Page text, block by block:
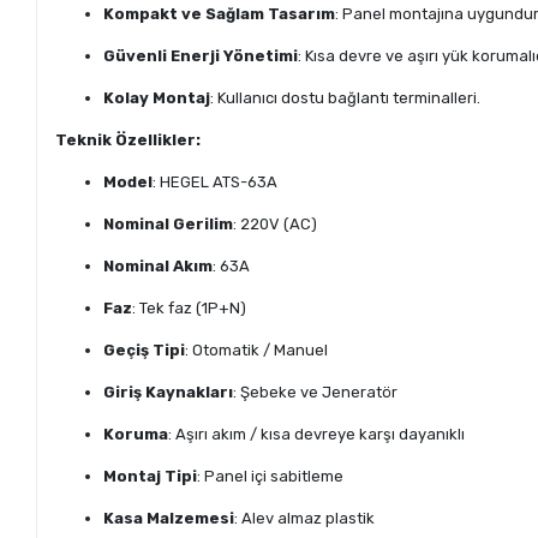
Kompakt ve Sağlam Tasarım: Panel montajına
Güvenli Enerji Yönetimi: Kısa devre ve aşırı yük
Kolay Montaj: Kullanıcı dostu bağlantı terminalleri.
Teknik Özellikler:
Model: HEGEL ATS-63A
Nominal Gerilim: 220V (AC)
Nominal Akım: 63A
Faz: Tek faz (1P+N)
Geçiş Tipi: Otomatik / Manuel
Giriş Kaynakları: Şebeke ve Jeneratör
Koruma: Aşırı akım / kısa devreye karşı dayanıklı
Montaj Tipi: Panel içi sabitleme
Kasa Malzemesi: Alev almaz plastik